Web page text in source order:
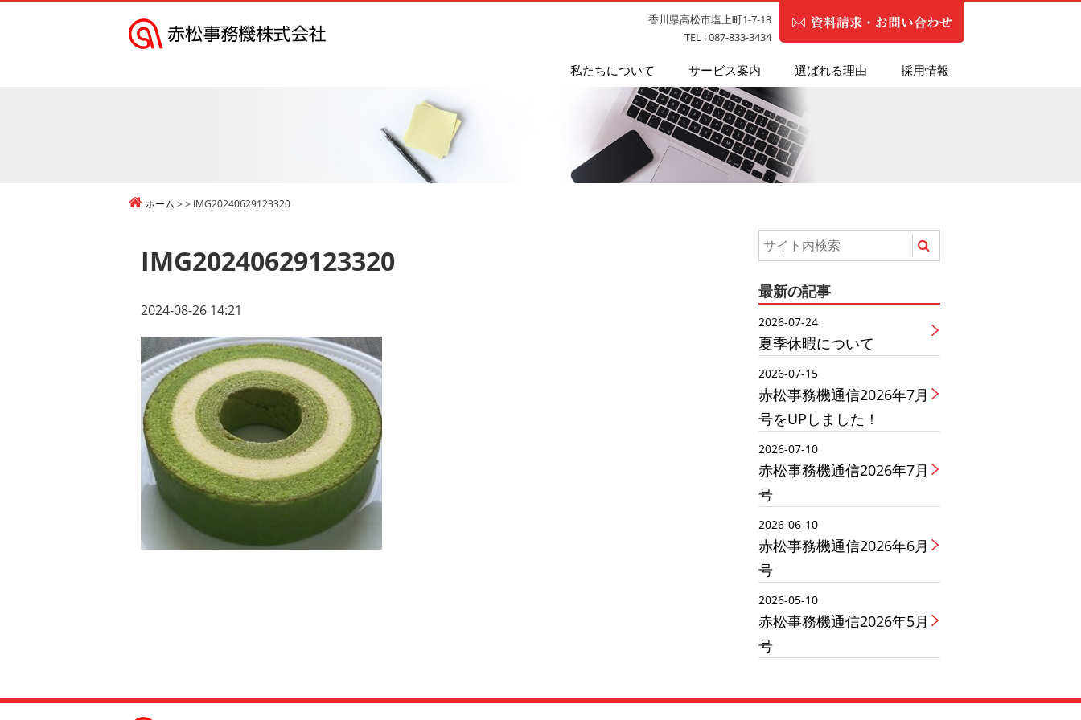
会
私たちについて サービス案内 選ばれる理由 採用情報
香川県高松市塩上町1-7-13
TEL : 087-833-3434
ホーム IMG20240629123320
IMG20240629123320
2024-08-26 14:21
最新の記事
2026-07-24
夏季休暇について
2026-07-15
赤松事務機通信2026年7月
号をUPしました！
2026-07-10
赤松事務機通信2026年7月
号
2026-06-10
赤松事務機通信2026年6月
号
2026-05-10
赤松事務機通信2026年5月
号